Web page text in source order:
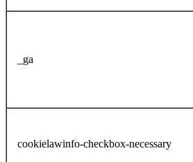
_ga
cookielawinfo-checkbox-necessary